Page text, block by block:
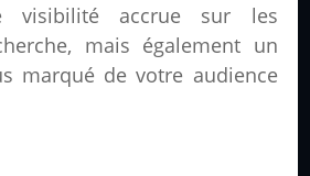
visibilité accrue sur les
mais également un
marqué de votre audience